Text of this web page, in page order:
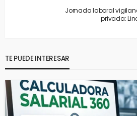
Jornada laboral
privada:
TE PUEDE INTERESAR